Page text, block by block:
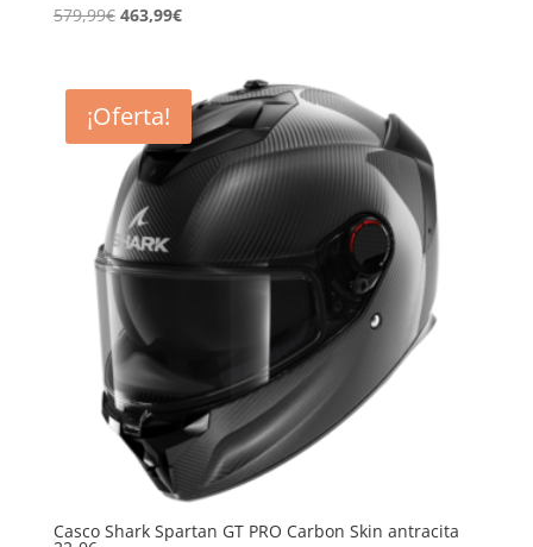
579,99€ El
era:
579,99€.
463,99€El
es:
463,99€.
¡Oferta!
Casco Shark Spartan GT PRO Carbon Skin antracita